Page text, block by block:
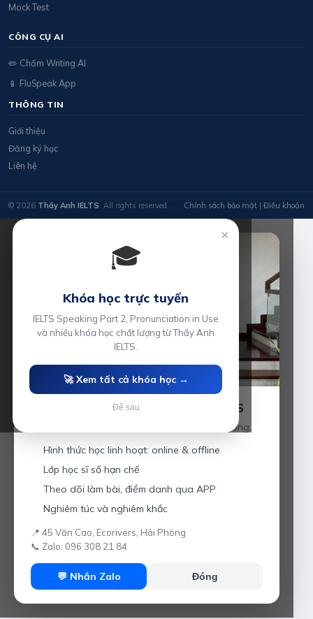
Mock Test
CÔNG CỤ AI
✏️ Chấm Writing AI
📱 FluSpeak App
THÔNG TIN
Giới thiệu
Đăng ký học
Liên hệ
© 2026 Thầy Anh IELTS. All rights reserved. Chính sách bảo mật | Điều khoản
Luyện thi IELTS cùng Thầy Anh IELTS
Giáo viên hơn 10 năm kinh nghiệm tại Hải Phòng.
Hình thức học linh hoạt: online & offline
Lớp học sĩ số hạn chế
Theo dõi làm bài, điểm danh qua APP
Nghiêm túc và nghiêm khắc
📍 45 Văn Cao, Ecorivers, Hải Phòng
📞 Zalo: 096 308 21 84
💬 Nhắn Zalo Đóng
×
🎓
Khóa học trực tuyến
IELTS Speaking Part 2, Pronunciation in Use
và nhiều khóa học chất lượng từ Thầy Anh
IELTS.
🚀 Xem tất cả khóa học →
Để sau